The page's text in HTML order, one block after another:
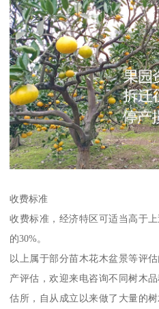
收费标准
收费标准，经济特区可适当高于
的30%。
以上属于部分苗木花木盆景等评
产评估，欢迎来电咨询不同树木
估所，自从成立以来做了大量的